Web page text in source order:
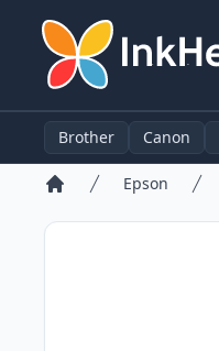
Brother Canon
Epson